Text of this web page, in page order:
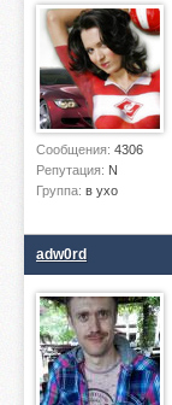
Сообщения: 4306
Репутация: N
Группа: в ухо
adw0rd